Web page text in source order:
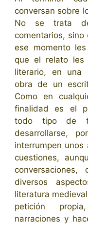
conversan sobre
No se trata
comentarios,
ese momento
que el relato les
literario, en una
obra de un
Como en
finalidad es el
todo tipo de
desarrollarse,
interrumpen
cuestiones,
diversos
literatura
petición
narraciones y